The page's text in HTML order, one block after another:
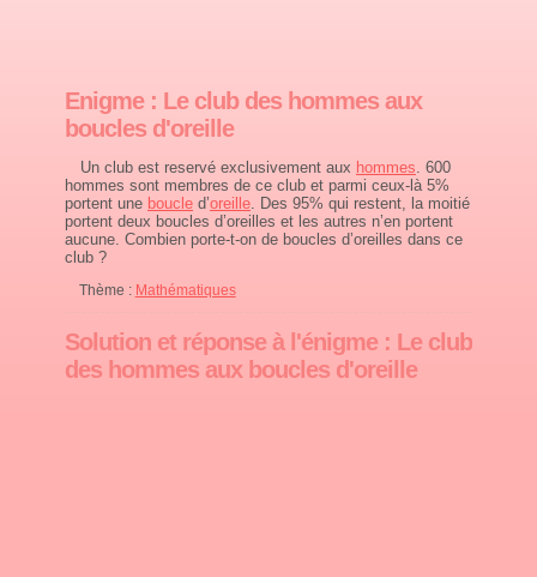
Enigme : Le club des hommes aux
boucles d'oreille
Un club est reservé exclusivement aux hommes. 600
hommes sont membres de ce club et parmi ceux-là 5%
portent une boucle d’oreille. Des 95% qui restent, la moitié
portent deux boucles d’oreilles et les autres n’en portent
aucune. Combien porte-t-on de boucles d’oreilles dans ce
club ?
Thème : Mathématiques
Solution et réponse à l'énigme : Le club
des hommes aux boucles d'oreille